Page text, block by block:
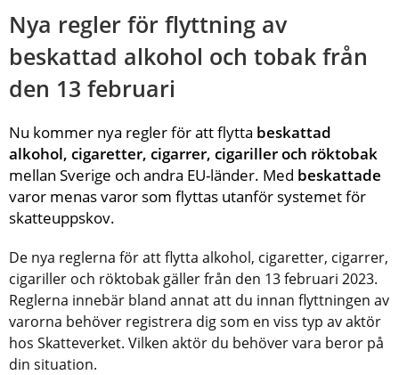
Nya regler för flyttning av
beskattad alkohol och tobak från
den 13 februari
Nu kommer nya regler för att flytta beskattad
alkohol, cigaretter, cigarrer, cigariller och röktobak
mellan Sverige och andra EU-länder. Med beskattade
varor menas varor som flyttas utanför systemet för
skatteuppskov.
De nya reglerna för att flytta alkohol, cigaretter, cigarrer,
cigariller och röktobak gäller från den 13 februari 2023.
Reglerna innebär bland annat att du innan flyttningen av
varorna behöver registrera dig som en viss typ av aktör
hos Skatteverket. Vilken aktör du behöver vara beror på
din situation.